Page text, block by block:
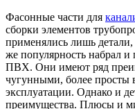
Фасонные части для
сборки элементов
применялись лишь
же популярность набрал
ПВХ. Они имеют ряд
чугунными, более просты
эксплуатации. Однако и
преимущества. Плюсы и